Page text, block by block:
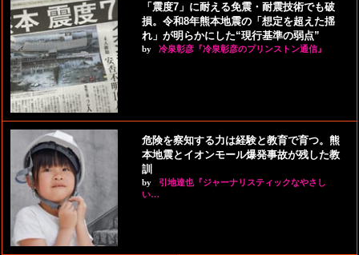
「震度7」に耐える免震・耐震技術でも破
損。令和8年熊本地震の「想定を超えた揺
れ」が明らかにした“現行基準の弱点”
by 冷泉彰彦『冷泉彰彦のプリンストン通信』
危険を察知する力は経験と教育で育つ。熊
本地震とイオンモール爆発事故が残した教
訓
by
引地達也『ジャーナリスティックなやさし
い…